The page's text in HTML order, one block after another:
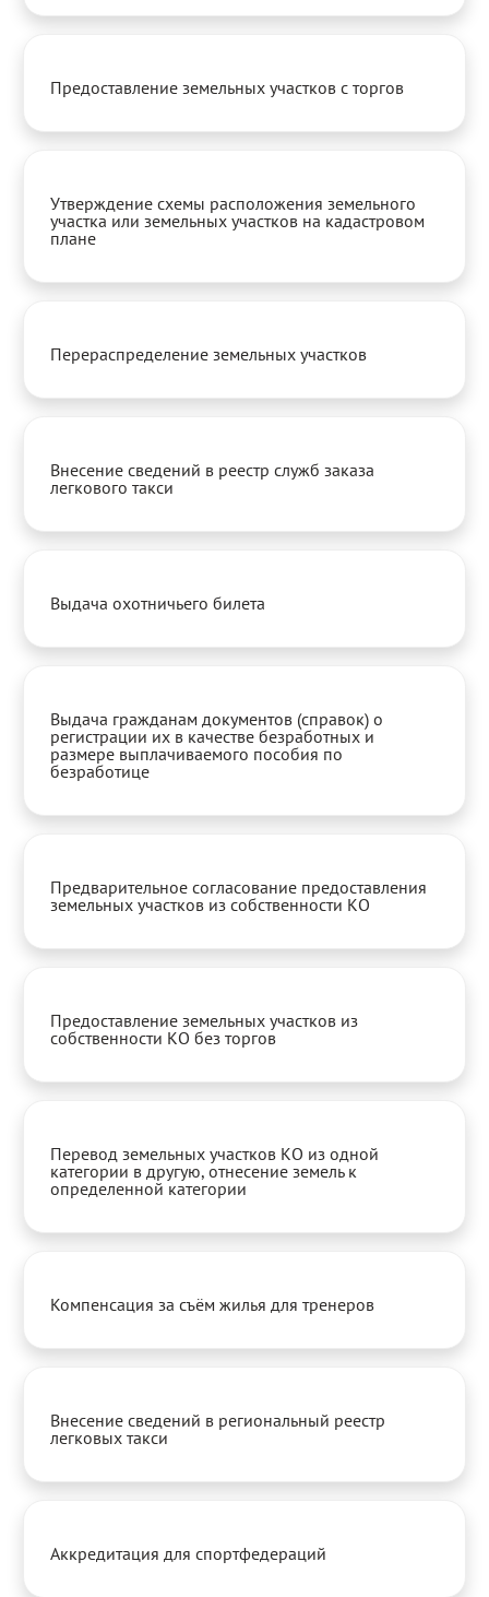
Предоставление земельных участков с торгов
Утверждение схемы расположения земельного
участка или земельных участков на кадастровом
плане
Перераспределение земельных участков
Внесение сведений в реестр служб заказа
легкового такси
Выдача охотничьего билета
Выдача гражданам документов (справок) о
регистрации их в качестве безработных и
размере выплачиваемого пособия по
безработице
Предварительное согласование предоставления
земельных участков из собственности КО
Предоставление земельных участков из
собственности КО без торгов
Перевод земельных участков КО из одной
категории в другую, отнесение земель к
определенной категории
Компенсация за съём жилья для тренеров
Внесение сведений в региональный реестр
легковых такси
Аккредитация для спортфедераций